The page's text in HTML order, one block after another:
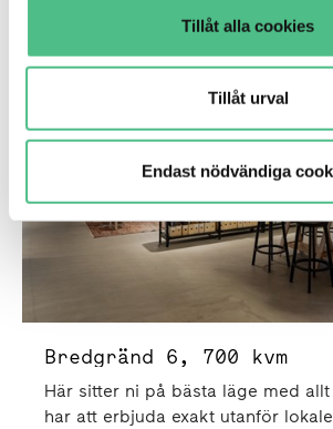
Tillåt alla cookies
Tillåt urval
Endast nödvändiga
Bredgränd 6 | 700 Kvm
Bredgränd 6, 700 kvm
Här sitter ni på bästa läge med
har att erbjuda exakt utanför